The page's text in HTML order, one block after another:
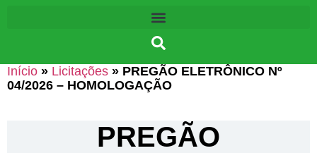
Início » Licitações » PREGÃO ELETRÔNICO Nº
04/2026 – HOMOLOGAÇÃO
PREGÃO